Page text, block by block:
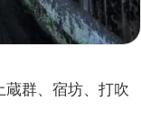
蔵群、宿坊、打吹